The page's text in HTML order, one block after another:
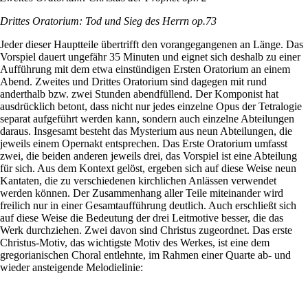
Drittes Oratorium: Tod und Sieg des Herrn op.73
Jeder dieser Hauptteile übertrifft den vorangegangenen an Länge. Das
Vorspiel dauert ungefähr 35 Minuten und eignet sich deshalb zu einer
Aufführung mit dem etwa einstündigen Ersten Oratorium an einem
Abend. Zweites und Drittes Oratorium sind dagegen mit rund
anderthalb bzw. zwei Stunden abendfüllend. Der Komponist hat
ausdrücklich betont, dass nicht nur jedes einzelne Opus der Tetralogie
separat aufgeführt werden kann, sondern auch einzelne Abteilungen
daraus. Insgesamt besteht das Mysterium aus neun Abteilungen, die
jeweils einem Opernakt entsprechen. Das Erste Oratorium umfasst
zwei, die beiden anderen jeweils drei, das Vorspiel ist eine Abteilung
für sich. Aus dem Kontext gelöst, ergeben sich auf diese Weise neun
Kantaten, die zu verschiedenen kirchlichen Anlässen verwendet
werden können. Der Zusammenhang aller Teile miteinander wird
freilich nur in einer Gesamtaufführung deutlich. Auch erschließt sich
auf diese Weise die Bedeutung der drei Leitmotive besser, die das
Werk durchziehen. Zwei davon sind Christus zugeordnet. Das erste
Christus-Motiv, das wichtigste Motiv des Werkes, ist eine dem
gregorianischen Choral entlehnte, im Rahmen einer Quarte ab- und
wieder ansteigende Melodielinie: